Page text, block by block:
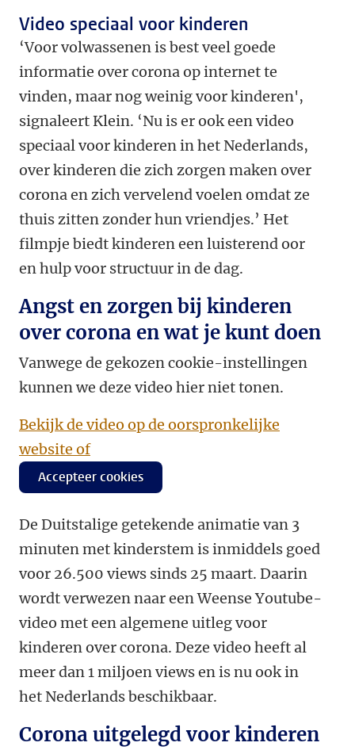
Video speciaal voor kinderen
‘Voor volwassenen is best veel goede
informatie over corona op internet te
vinden, maar nog weinig voor kinderen',
signaleert Klein. ‘Nu is er ook een video
speciaal voor kinderen in het Nederlands,
over kinderen die zich zorgen maken over
corona en zich vervelend voelen omdat ze
thuis zitten zonder hun vriendjes.’ Het
filmpje biedt kinderen een luisterend oor
en hulp voor structuur in de dag.
Angst en zorgen bij kinderen
over corona en wat je kunt doen
Vanwege de gekozen cookie-instellingen
kunnen we deze video hier niet tonen.
Bekijk de video op de oorspronkelijke
website of
Accepteer cookies
De Duitstalige getekende animatie van 3
minuten met kinderstem is inmiddels goed
voor 26.500 views sinds 25 maart. Daarin
wordt verwezen naar een Weense Youtube-
video met een algemene uitleg voor
kinderen over corona. Deze video heeft al
meer dan 1 miljoen views en is nu ook in
het Nederlands beschikbaar.
Corona uitgelegd voor kinderen